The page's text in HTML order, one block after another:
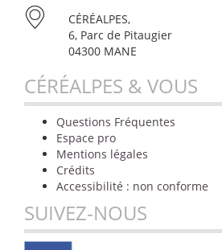
CÉRÉALPES,
6, Parc de Pitaugier
04300 MANE
CÉRÉALPES & VOUS
Questions Fréquentes
Espace pro
Mentions légales
Crédits
Accessibilité : non conforme
SUIVEZ-NOUS